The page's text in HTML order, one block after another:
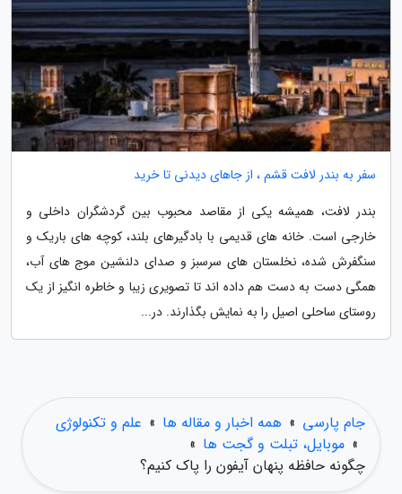
سفر به بندر لافت قشم ، از جاهای دیدنی تا خرید
بندر لافت، همیشه یکی از مقاصد محبوب بین گردشگران داخلی و
خارجی است. خانه های قدیمی با بادگیرهای بلند، کوچه های باریک و
سنگفرش شده، نخلستان های سرسبز و صدای دلنشین موج های آب،
همگی دست به دست هم داده اند تا تصویری زیبا و خاطره انگیز از یک
روستای ساحلی اصیل را به نمایش بگذارند. در...
جام پارسی » همه اخبار و مقاله ها » علم و تکنولوژی
» موبایل، تبلت و گجت ها »
چگونه حافظه پنهان آیفون را پاک کنیم؟